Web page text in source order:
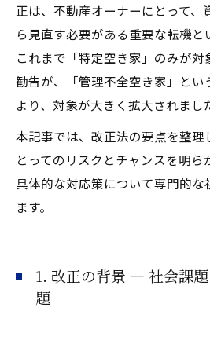
正は、不動産オーナーにとって、
ら見直す必要がある重要な転機と
これまで「特定空き家」のみが対
勧告が、「管理不全空き家」とい
より、対象が大きく拡大されまし
本記事では、改正法の要点を整理
とってのリスクとチャンスを明ら
具体的な対応策について専門的な
ます。
1. 改正の背景 ― 社会課
題